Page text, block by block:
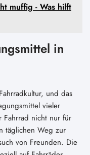
muffig - Was hilft
in
und das
vieler
Fahrrad nicht nur für
täglichen Weg zur
von Freunden. Die